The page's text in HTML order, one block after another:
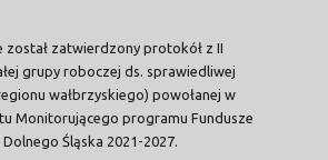
został zatwierdzony protokół z II
grupy roboczej ds. sprawiedliwej
wałbrzyskiego) powołanej w
Monitorującego programu Fundusze
Śląska 2021-2027.